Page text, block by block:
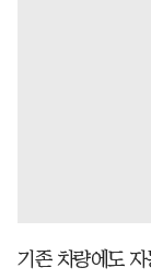
기존 차량에도